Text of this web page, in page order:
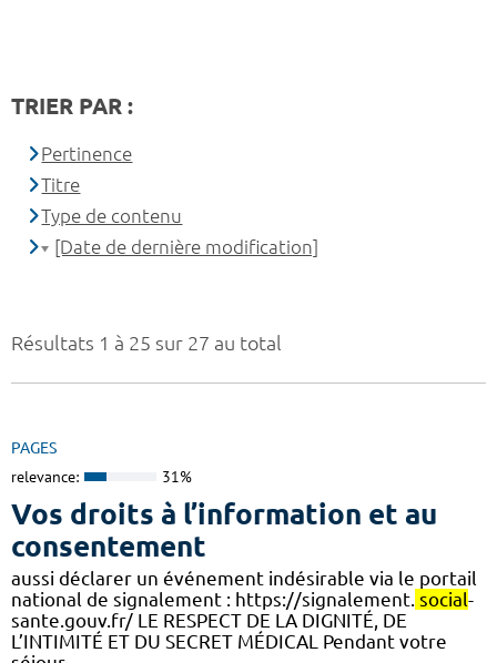
Résultats 1 à 25 sur 27 au total
PAGES
relevance: 31%
Vos droits à l’information et au
consentement
aussi déclarer un événement indésirable via le portail
national de signalement : https://signalement. social-
sante.gouv.fr/ LE RESPECT DE LA DIGNITÉ, DE
L’INTIMITÉ ET DU SECRET MÉDICAL Pendant votre
TRIER PAR :
Pertinence
Titre
Type de contenu
[Date de dernière modification]